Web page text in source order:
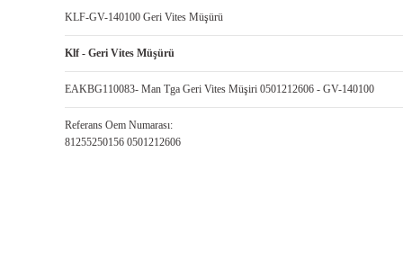
KLF-GV-140100 Geri Vites Müşürü
Klf - Geri Vites Müşürü
EAKBG110083- Man Tga Geri Vites Müşiri 0501212606 - GV-140100
Referans Oem Numarası:
81255250156 0501212606